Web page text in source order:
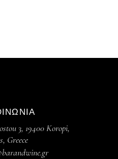
3, 19400 Koropi,
Greece